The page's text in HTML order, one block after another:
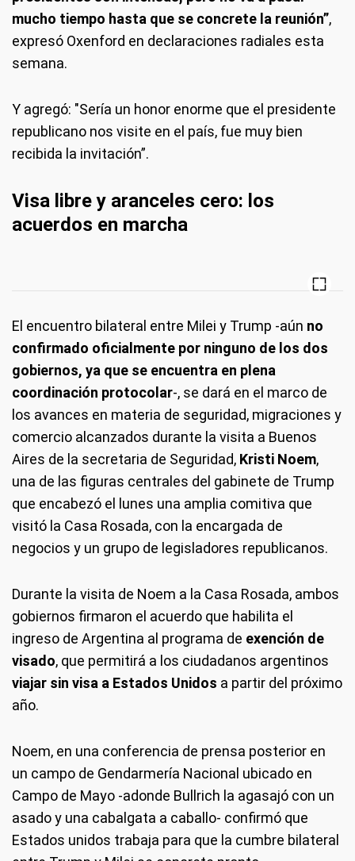
mucho tiempo hasta que se concrete la reunión”,
expresó Oxenford en declaraciones radiales esta
semana.
Y agregó: "Sería un honor enorme que el presidente
republicano nos visite en el país, fue muy bien
recibida la invitación”.
Visa libre y aranceles cero: los
acuerdos en marcha
El encuentro bilateral entre Milei y Trump -aún no
confirmado oficialmente por ninguno de los dos
gobiernos, ya que se encuentra en plena
coordinación protocolar-, se dará en el marco de
los avances en materia de seguridad, migraciones y
comercio alcanzados durante la visita a Buenos
Aires de la secretaria de Seguridad, Kristi Noem,
una de las figuras centrales del gabinete de Trump
que encabezó el lunes una amplia comitiva que
visitó la Casa Rosada, con la encargada de
negocios y un grupo de legisladores republicanos.
Durante la visita de Noem a la Casa Rosada, ambos
gobiernos firmaron el acuerdo que habilita el
ingreso de Argentina al programa de exención de
visado, que permitirá a los ciudadanos argentinos
viajar sin visa a Estados Unidos a partir del próximo
año.
Noem, en una conferencia de prensa posterior en
un campo de Gendarmería Nacional ubicado en
Campo de Mayo -adonde Bullrich la agasajó con un
asado y una cabalgata a caballo- confirmó que
Estados unidos trabaja para que la cumbre bilateral